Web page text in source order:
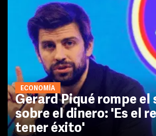
ECONOMÍA
Gerard Piqué rompe el
sobre el dinero: 'Es el
tener éxito'